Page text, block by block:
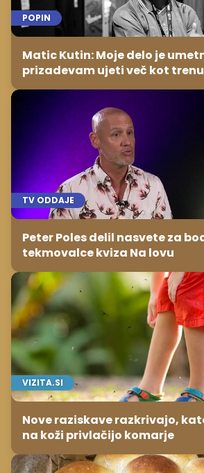
POPIN
Matic Kutin: Moje delo je
prizadevam ujeti več kot
TV ODDAJE
Peter Poles delil nasvete za
tekmovalce kviza Na lovu
VIZITA.SI
Nove raziskave razkrivajo,
na koži privlačijo komarje